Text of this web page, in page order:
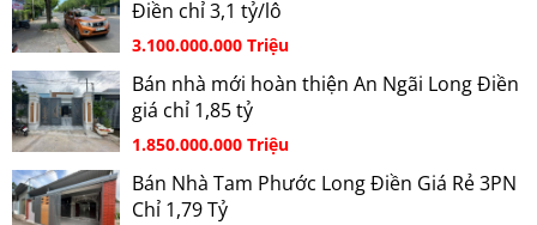
Điền chỉ 3,1 tỷ/lô
3.100.000.000 Triệu
Bán nhà mới hoàn thiện An Ngãi Long Điền
giá chỉ 1,85 tỷ
1.850.000.000 Triệu
Bán Nhà Tam Phước Long Điền Giá Rẻ 3PN
Chỉ 1,79 Tỷ